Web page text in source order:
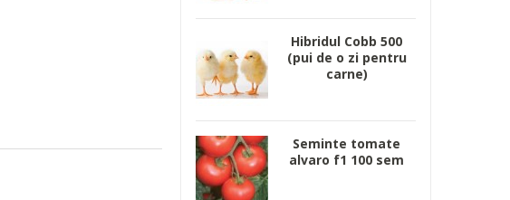
Hibridul Cobb 500
(pui de o zi pentru
carne)
Seminte tomate
alvaro f1 100 sem